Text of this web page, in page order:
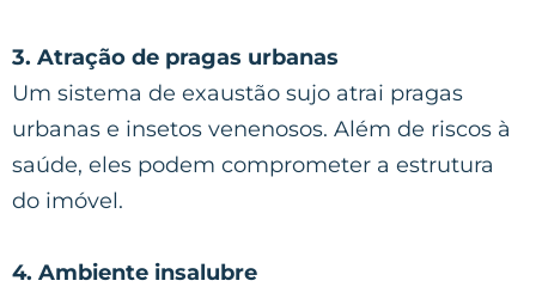
3. Atração de pragas urbanas
Um sistema de exaustão sujo atrai pragas
urbanas e insetos venenosos. Além de riscos à
saúde, eles podem comprometer a estrutura
do imóvel.
4. Ambiente insalubre